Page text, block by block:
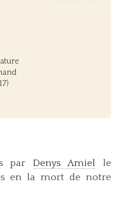
parDenys Amiel le
en la mort de notre